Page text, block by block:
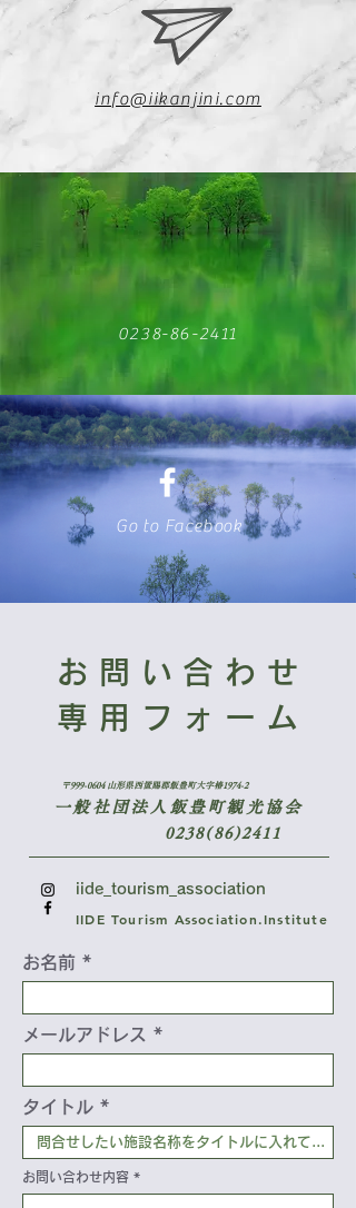
info@iikanjini.com
0238-86-2411
Go to Facebook
お問い合わせ
専用フォーム
〒999-0604 山形県西置賜郡飯豊町大字椿1974-2
一般社団法人飯豊町観光協会
0238(86)2411
iide_tourism_association
IIDE Tourism Association.Institute
お名前
メールアドレス
タイトル
お問い合わせ内容